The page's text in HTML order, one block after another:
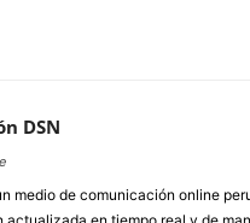
DSN
medio de comunicación online